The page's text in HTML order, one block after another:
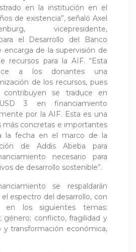
en la institución en el
de existencia”, señaló Axel
vicepresidente,
el Desarrollo del Banco
encarga de la supervisión de
recursos para la AIF. “Esta
a los donantes una
de los recursos, pues
se traduce en
3 en financiamiento
por la AIF. Esta es una
más concretas e importantes
la fecha en el marco de la
de Addis Abeba para
necesario para
de desarrollo sostenible”.
se respaldarán
espectro del desarrollo, con
en los siguientes temas:
género; conflicto, fragilidad y
y transformación económica,